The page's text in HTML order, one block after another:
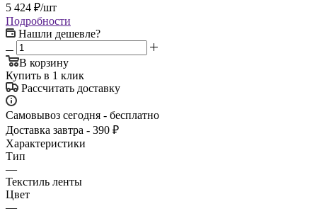
5 424 ₽/шт
Подробности
Нашли дешевле?
В корзину
Купить в 1 клик
Рассчитать доставку
Самовывоз сегодня - бесплатно
Доставка завтра - 390 ₽
Характеристики
Тип
—
Текстиль ленты
Цвет
—